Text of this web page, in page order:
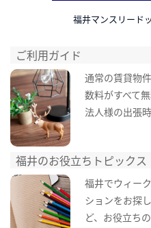
福井マンスリード
ご利用ガイド
通常の賃貸物
数料がすべて
法人様の出張
福井のお役立ちトピックス
福井でウィー
ションをお探
ど、お役立ち